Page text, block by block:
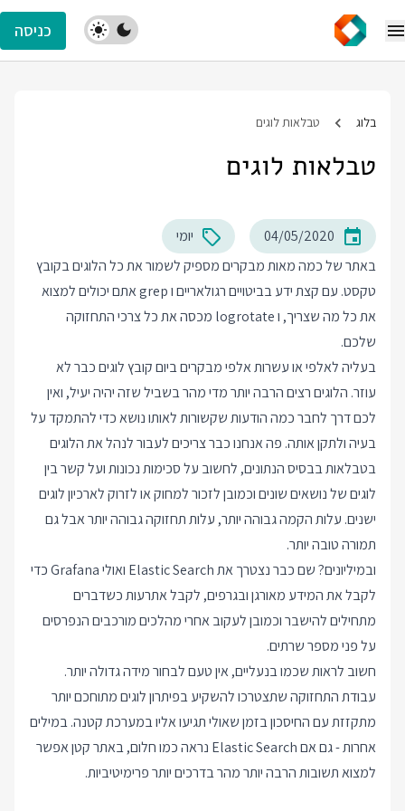
כניסה
בלוג טבלאות לוגים
טבלאות לוגים
04/05/2020
יומי
באתר של כמה מאות מבקרים מספיק לשמור את כל הלוגים בקובץ
טקסט. עם קצת ידע בביטויים רגולאריים ו grep אתם יכולים למצוא
את כל מה שצריך, ו logrotate מכסה את כל צרכי התחזוקה
שלכם.
בעליה לאלפי או עשרות אלפי מבקרים ביום קובץ לוגים כבר לא
עוזר. הלוגים רצים הרבה יותר מדי מהר בשביל שזה יהיה יעיל, ואין
לכם דרך לחבר כמה הודעות שקשורות לאותו נושא כדי להתמקד על
בעיה ולתקן אותה. פה אנחנו כבר צריכים לעבור לנהל את הלוגים
בטבלאות בבסיס הנתונים, לחשוב על סכימות נכונות ועל קשר בין
לוגים של נושאים שונים וכמובן לזכור למחוק או לזרוק לארכיון לוגים
ישנים. עלות הקמה גבוהה יותר, עלות תחזוקה גבוהה יותר אבל גם
תמורה טובה יותר.
ובמיליונים? שם כבר נצטרך את Elastic Search ואולי Grafana כדי
לקבל את המידע מאורגן ובגרפים, לקבל אתרעות כשדברים
מתחילים להישבר וכמובן לעקוב אחרי מהלכים מורכבים הנפרסים
על פני מספר שרתים.
חשוב לראות שכמו בנעליים, אין טעם לבחור מידה גדולה יותר.
עבודת התחזוקה שתצטרכו להשקיע בפיתרון לוגים מתוחכם יותר
מתקזזת עם החיסכון בזמן שאולי תגיעו אליו במערכת קטנה. במילים
אחרות - גם אם Elastic Search נראה כמו חלום, באתר קטן אפשר
למצוא תשובות הרבה יותר מהר בדרכים יותר פרימיטיביות.